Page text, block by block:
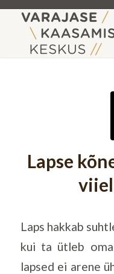
Lapse
Laps hakkab
kui ta ütleb
lapsed ei arene